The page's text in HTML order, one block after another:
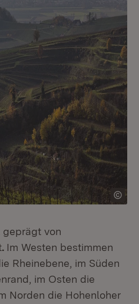
von
. Im Westen bestimmen
Rheinebene, im Süden
im Osten die
Norden die Hohenloher